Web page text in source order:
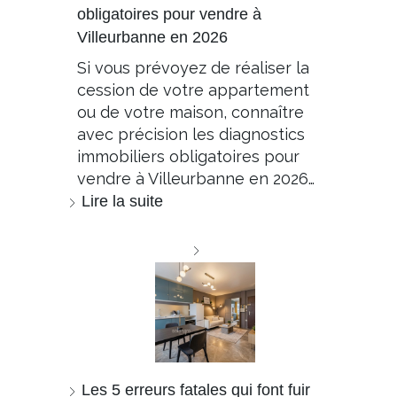
obligatoires pour vendre à
Villeurbanne en 2026
Si vous prévoyez de réaliser la
cession de votre appartement
ou de votre maison, connaître
avec précision les diagnostics
immobiliers obligatoires pour
vendre à Villeurbanne en 2026…
Lire la suite
Les 5 erreurs fatales qui font fuir